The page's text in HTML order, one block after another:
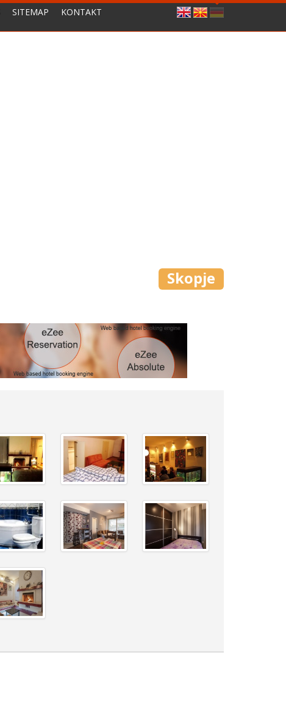
SITEMAP KONTAKT
Skopje